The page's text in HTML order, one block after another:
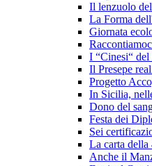
Il lenzuolo
La Forma
Giornata
I “Cinesi“
Il Presepe
Progetto
In Sicilia,
Dono del
Festa dei
Sei
La carta della
Anche il